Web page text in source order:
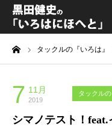
タックルの『いろは』
7 11月
2019
タックルの
シマノテスト！feat.
黒田健史プロフィー
カテゴリ一覧
喫茶KURODA